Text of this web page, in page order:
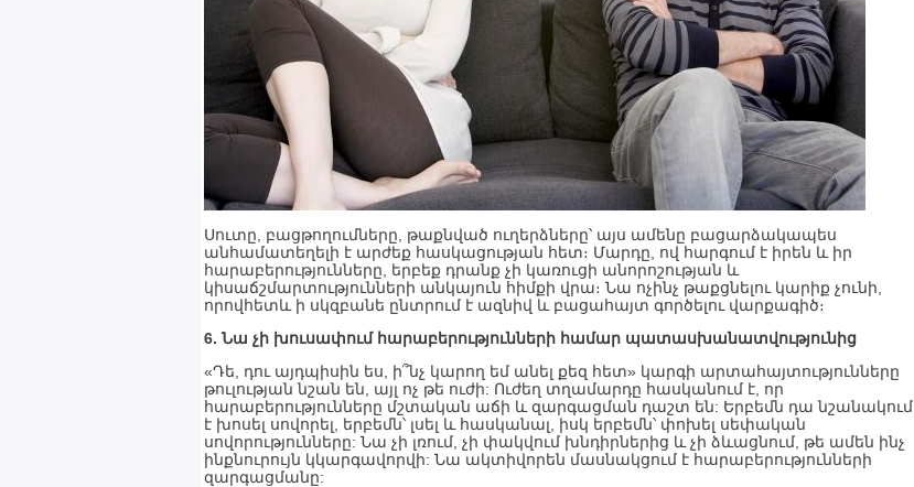
Սուտը, բացթողումները, թաքնված ուղերձները՝ այս ամենը բացարձակապես
անհամատեղելի է արժեք հասկացության հետ։ Մարդը, ով հարգում է իրեն և իր
հարաբերությունները, երբեք դրանք չի կառուցի անորոշության և
կիսաճշմարտությունների անկայուն հիմքի վրա։ Նա ոչինչ թաքցնելու կարիք չունի,
որովհետև ի սկզբանե ընտրում է ազնիվ և բացահայտ գործելու վարքագիծ։
6. Նա չի խուսափում հարաբերությունների համար պատասխանատվությունից
«Դե, դու այդպիսին ես, ի՞նչ կարող եմ անել քեզ հետ» կարգի արտահայտությունները
թուլության նշան են, այլ ոչ թե ուժի: Ուժեղ տղամարդը հասկանում է, որ
հարաբերությունները մշտական աճի և զարգացման դաշտ են: Երբեմն դա նշանակում
է խոսել սովորել, երբեմն՝ լսել և հասկանալ, իսկ երբեմն՝ փոխել սեփական
սովորությունները: Նա չի լռում, չի փակվում խնդիրներից և չի ձևացնում, թե ամեն ինչ
ինքնուրույն կկարգավորվի: Նա ակտիվորեն մասնակցում է հարաբերությունների
զարգացմանը: